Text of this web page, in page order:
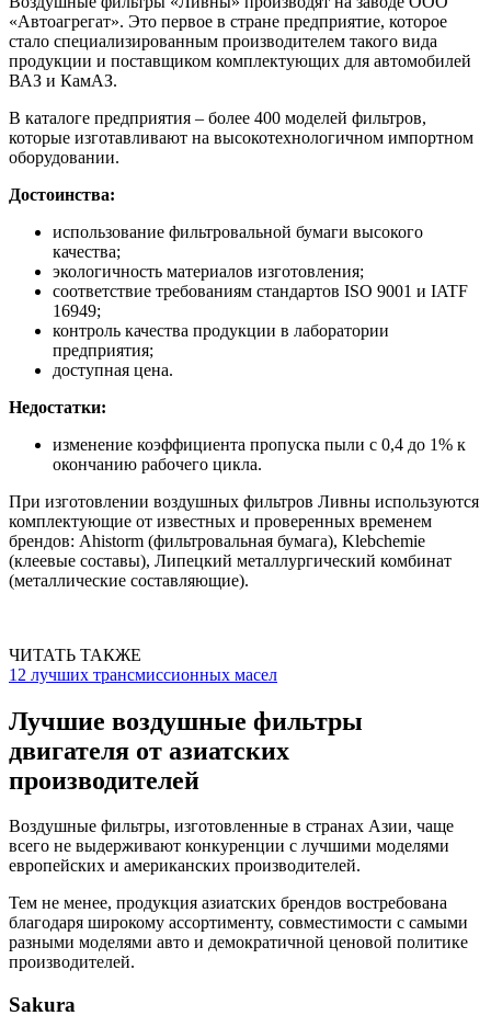
«Автоагрегат». Это первое в стране предприятие, которое
стало специализированным производителем такого вида
продукции и поставщиком комплектующих для автомобилей
ВАЗ и КамАЗ.
В каталоге предприятия – более 400 моделей фильтров,
которые изготавливают на высокотехнологичном импортном
оборудовании.
Достоинства:
использование фильтровальной бумаги высокого
качества;
экологичность материалов изготовления;
соответствие требованиям стандартов ISO 9001 и IATF
16949;
контроль качества продукции в лаборатории
предприятия;
доступная цена.
Недостатки:
изменение коэффициента пропуска пыли с 0,4 до 1% к
окончанию рабочего цикла.
При изготовлении воздушных фильтров Ливны используются
комплектующие от известных и проверенных временем
брендов: Ahistorm (фильтровальная бумага), Klebchemie
(клеевые составы), Липецкий металлургический комбинат
(металлические составляющие).
ЧИТАТЬ ТАКЖЕ
12 лучших трансмиссионных масел
Лучшие воздушные фильтры
двигателя от азиатских
производителей
Воздушные фильтры, изготовленные в странах Азии, чаще
всего не выдерживают конкуренции с лучшими моделями
европейских и американских производителей.
Тем не менее, продукция азиатских брендов востребована
благодаря широкому ассортименту, совместимости с самыми
разными моделями авто и демократичной ценовой политике
производителей.
Sakura